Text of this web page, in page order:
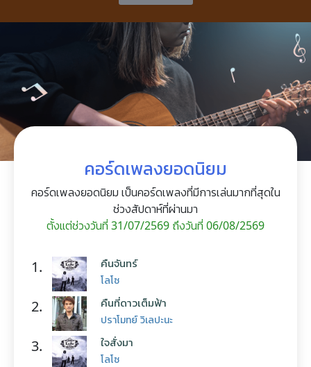
คอร์ดเพลงยอดนิยม
คอร์ดเพลงยอดนิยม เป็นคอร์ดเพลงที่มีการเล่นมากที่สุดใน
ช่วงสัปดาห์ที่ผ่านมา
ตั้งแต่ช่วงวันที่ 31/07/2569 ถึงวันที่ 06/08/2569
1. คืนจันทร์
โลโซ
2. คืนที่ดาวเต็มฟ้า
ปราโมทย์ วิเลปะนะ
3. ใจสั่งมา
โลโซ